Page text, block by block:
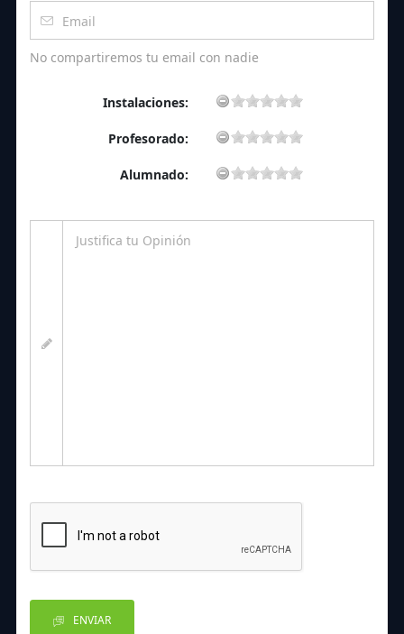
No compartiremos tu email con nadie
Instalaciones:
Profesorado:
Alumnado:
ENVIAR